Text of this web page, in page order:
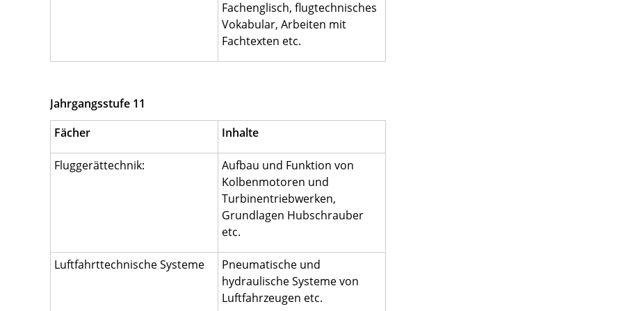
Fachenglisch, flugtechnisches
Vokabular, Arbeiten mit
Fachtexten etc.
Jahrgangsstufe 11
Fächer
Inhalte
Fluggerättechnik:
Aufbau und Funktion von
Kolbenmotoren und
Turbinentriebwerken,
Grundlagen Hubschrauber
etc.
Luftfahrttechnische Systeme
Pneumatische und
hydraulische Systeme von
Luftfahrzeugen etc.